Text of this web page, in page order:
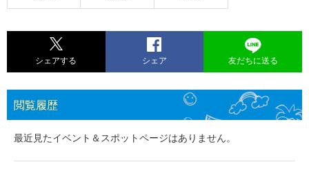
シェアする シェア 友だちに送る
閲覧履歴
最近見たイベント＆スポットページはありません。